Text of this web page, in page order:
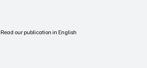
Read our publication in English